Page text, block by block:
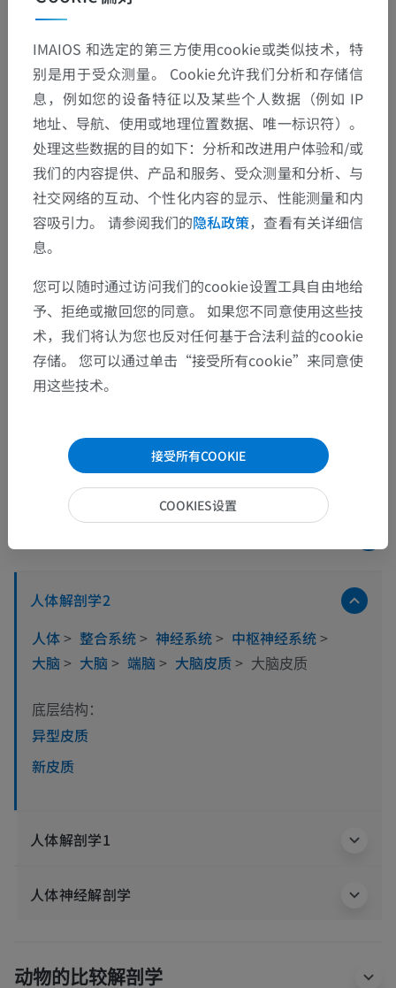
人体解剖学2
人体> 整合系统> 神经系统> 中枢神经系统>
大脑 > 大脑 > 端脑 > 大脑皮质> 大脑皮质
底层结构：
异型皮质
新皮质
人体解剖学1
人体神经解剖学
动物的比较解剖学
IMAIOS 和选定的第三方使用cookie或类似技术，特
别是用于受众测量。 Cookie允许我们分析和存储信
息，例如您的设备特征以及某些个人数据（例如 IP
地址、导航、使用或地理位置数据、唯一标识符）。
处理这些数据的目的如下：分析和改进用户体验和/或
我们的内容提供、产品和服务、受众测量和分析、与
社交网络的互动、个性化内容的显示、性能测量和内
容吸引力。 请参阅我们的隐私政策，查看有关详细信
息。
您可以随时通过访问我们的cookie设置工具自由地给
予、拒绝或撤回您的同意。 如果您不同意使用这些技
术，我们将认为您也反对任何基于合法利益的cookie
存储。 您可以通过单击“接受所有cookie”来同意使
用这些技术。
接受所有COOKIE
COOKIES设置